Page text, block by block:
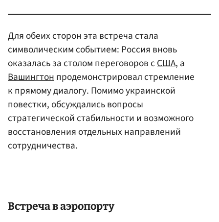
Для обеих сторон эта встреча стала
символическим событием: Россия вновь
оказалась за столом переговоров сСША, а
Вашингтонпродемонстрировал стремление
к прямому диалогу. Помимо украинской
повестки, обсуждались вопросы
стратегической стабильности и возможного
восстановления отдельных направлений
сотрудничества.
Встреча в аэропорту